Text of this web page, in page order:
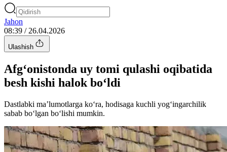
Jahon
08:39 / 26.04.2026
Ulashish
Afg‘onistonda uy tomi qulashi oqibatida
besh kishi halok bo‘ldi
Dastlabki ma’lumotlarga ko‘ra, hodisaga kuchli yog‘ingarchilik
sabab bo‘lgan bo‘lishi mumkin.